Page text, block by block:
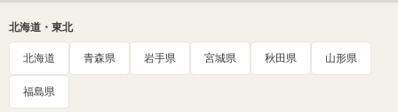
北海道・東北
北海道 青森県 岩手県 宮城県 秋田県 山形県
福島県